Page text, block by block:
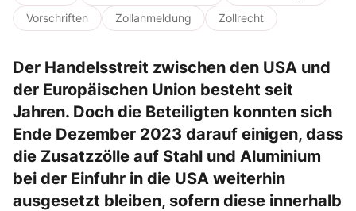
Vorschriften
Zollanmeldung Zollrecht
Der Handelsstreit zwischen den USA und
der Europäischen Union besteht seit
Jahren. Doch die Beteiligten konnten sich
Ende Dezember 2023 darauf einigen, dass
die Zusatzzölle auf Stahl und Aluminium
bei der Einfuhr in die USA weiterhin
ausgesetzt bleiben, sofern diese innerhalb